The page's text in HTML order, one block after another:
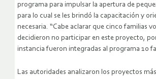
programa para impulsar la apertura de
para lo cual se les brindó la capacitación y
necesaria. “Cabe aclarar que cinco familias
decidieron no participar en este proyecto,
instancia fueron integradas al programa 10
Las autoridades analizaron los proyectos